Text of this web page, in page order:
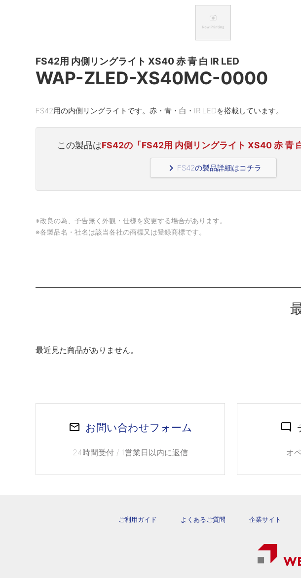
FS42用 内側リングライト XS40 赤 青 白 IR LED
WAP-ZLED-XS40MC-0000
FS42用の内側リングライトです。赤・青・白・IR LEDを搭載しています。
この製品はFS42の「FS42用 内側リングライト XS40 赤 青
navigate_next FS42の製品詳細はコチラ
※改良の為、予告無く外観・仕様を変更する場合があります。
※各製品名・社名は該当各社の商標又は登録商標です。
最近見た商品がありません。
お問い合わせフォーム
24時間受付 / 1営業日以内に返信 オ
ご利用ガイド よくあるご質問 企業サイト